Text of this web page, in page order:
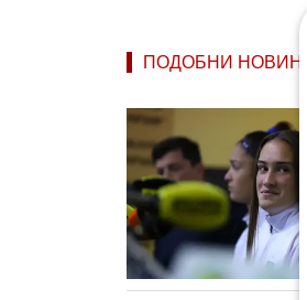
ПОДОБНИ НОВИНИ